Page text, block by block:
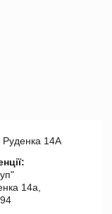
Руденка 14А
14а,